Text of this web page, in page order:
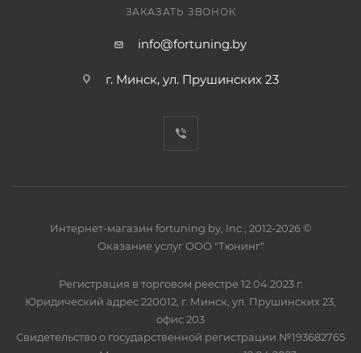
ЗАКАЗАТЬ ЗВОНОК
info@fortuning.by
г. Минск, ул. Прушинских 23
Интернет-магазин fortuning.by, Inc., 2012-2026 ©
Оказание услуг ООО "Тюнинг"
Регистрация в торговом реестре 12.04.2023 г.
Юридический адрес 220012, г. Минск, ул. Прушинских 23,
офис 203
Свидетельство о государственной регистрации №193682765